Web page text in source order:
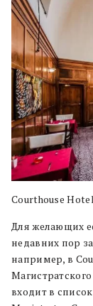
Courthouse
Для желающих
недавних пор
например, в
входит в